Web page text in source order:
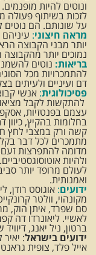
ונוטים להיות
לזכות בשיתוף
על שונותם. הם נוטים
מראה חיצוני:
יותר מבני הקבוצה
נמוכים יותר
בריאות: נוטים
להתמכרויות מכל
דם ועיניים ולעיתים
פסיכולוגית: אנשי
להתקשות לקבל
עצמם בפנטזיות,
בחלומות בהקיץ,
קשה ורק במצבי לחץ
מתמכרים לכל דבר
מדומה להתפרצות
ולהיות
לעולם מרופד יותר
ואמנותית.
ידועים: אוגוסט רודן,
מקונהוי, וולטר
סם שפרד, איתן הוק,
לאשיי. ליאונרדו דה
ברטון, ניל יאנג, דיוויד
ידועים בישראל:
אייל פלד, צופית